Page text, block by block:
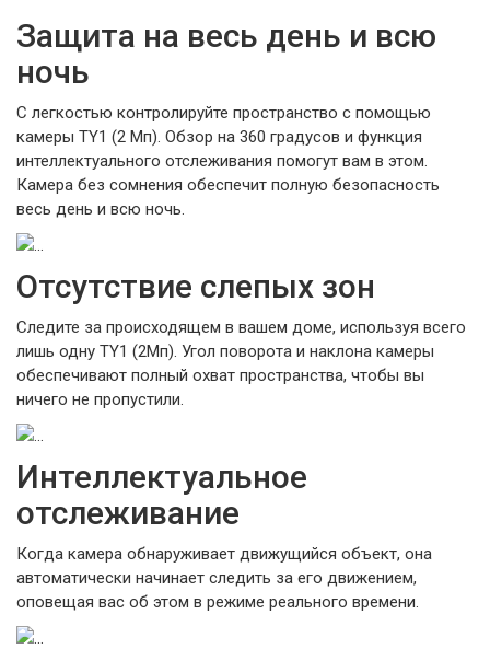
Защита на весь день и всю
ночь
С легкостью контролируйте пространство с помощью
камеры TY1 (2 Мп). Обзор на 360 градусов и функция
интеллектуального отслеживания помогут вам в этом.
Камера без сомнения обеспечит полную безопасность
весь день и всю ночь.
Отсутствие слепых зон
Следите за происходящем в вашем доме, используя всего
лишь одну TY1 (2Мп). Угол поворота и наклона камеры
обеспечивают полный охват пространства, чтобы вы
ничего не пропустили.
Интеллектуальное
отслеживание
Когда камера обнаруживает движущийся объект, она
автоматически начинает следить за его движением,
оповещая вас об этом в режиме реального времени.